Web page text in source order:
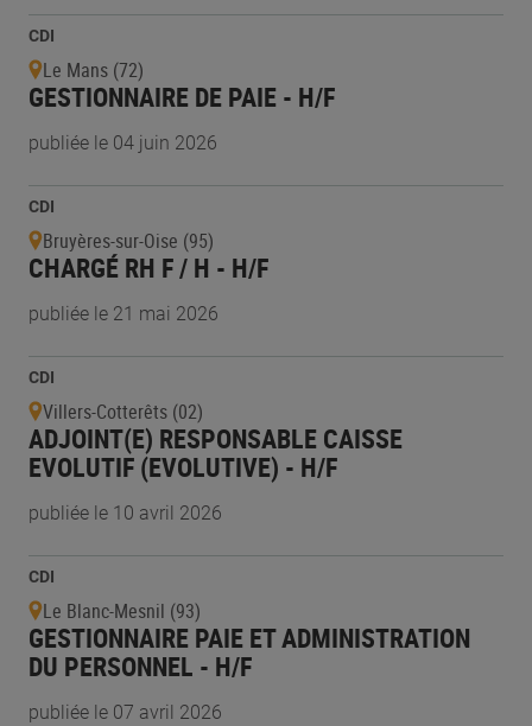
CDI
Le Mans (72)
GESTIONNAIRE DE PAIE - H/F
publiée le 04 juin 2026
CDI
Bruyères-sur-Oise (95)
CHARGÉ RH F / H - H/F
publiée le 21 mai 2026
CDI
Villers-Cotterêts (02)
ADJOINT(E) RESPONSABLE CAISSE
EVOLUTIF (EVOLUTIVE) - H/F
publiée le 10 avril 2026
CDI
Le Blanc-Mesnil (93)
GESTIONNAIRE PAIE ET ADMINISTRATION
DU PERSONNEL - H/F
publiée le 07 avril 2026